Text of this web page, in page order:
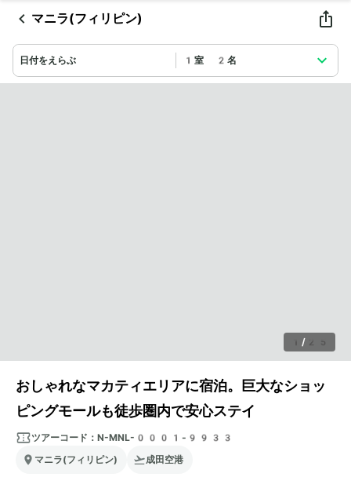
マニラ(フィリピン)
日付をえらぶ 1室 2名
1 / 25
おしゃれなマカティエリアに宿泊。巨大なショッ
ピングモールも徒歩圏内で安心ステイ
ツアーコード： N-MNL-0001-9933
マニラ(フィリピン)
成田空港